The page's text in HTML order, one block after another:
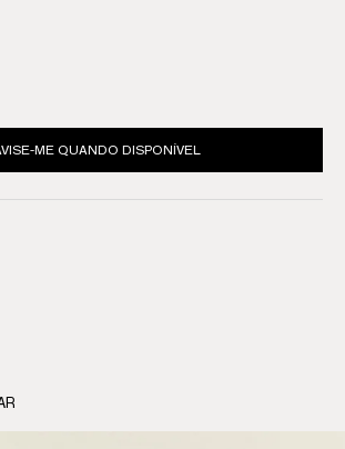
ME QUANDO DISPONÍVEL